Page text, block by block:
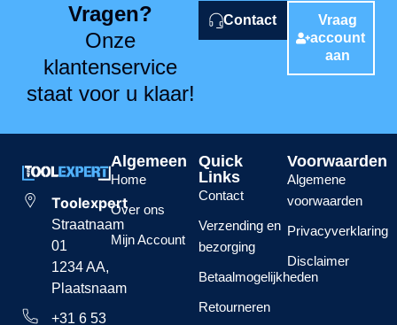
Vragen?
Onze
klantenservice
staat voor u klaar!
Contact
Vraag
account
aan
Toolexpert
Straatnaam
01
1234 AA,
Plaatsnaam
+31 6 53
Algemeen
Home
Over ons
Mijn Account
Quick
Links
Contact
Verzending en
bezorging
Betaalmogelijkheden
Retourneren
Voorwaarden
Algemene
voorwaarden
Privacyverklaring
Disclaimer